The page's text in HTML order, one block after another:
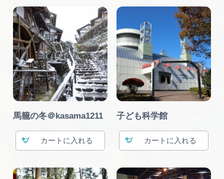
馬籠の冬＠kasama1211
カート
子ども科学館
カート